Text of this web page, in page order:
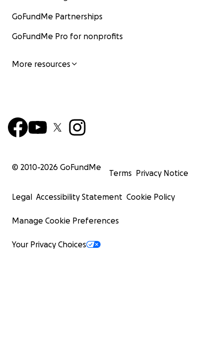
GoFundMe Partnerships
GoFundMe Pro for nonprofits
More resources
© 2010-2026 GoFundMe
Terms Privacy Notice
Legal Accessibility Statement Cookie Policy
Manage Cookie Preferences
Your Privacy Choices